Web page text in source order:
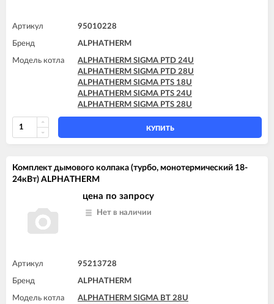
Артикул 95010228
Бренд ALPHATHERM
Модель котла
ALPHATHERM SIGMA PTD 24U
ALPHATHERM SIGMA PTD 28U
ALPHATHERM SIGMA PTS 18U
ALPHATHERM SIGMA PTS 24U
ALPHATHERM SIGMA PTS 28U
КУПИТЬ
Комплект дымового колпака (турбо, монотермический 18-
24кВт) ALPHATHERM
цена по запросу
Нет в наличии
Артикул 95213728
Бренд ALPHATHERM
Модель котла
ALPHATHERM SIGMA BT 28U